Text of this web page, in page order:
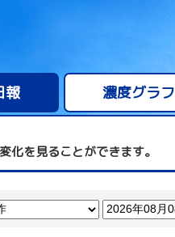
報 濃度グラフ
化を見ることができます。